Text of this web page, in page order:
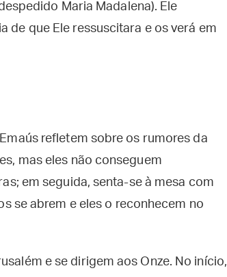
Maria Madalena). Ele
de que Ele ressuscitara e os verá em
refletem sobre os rumores da
mas eles não conseguem
em seguida, senta-se à mesa com
se abrem e eles o reconhecem no
e se dirigem aos Onze. No início,